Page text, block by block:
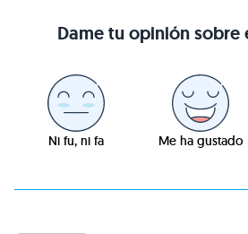
Dame tu opinión sobre
Ni fu, ni fa Me ha gustado